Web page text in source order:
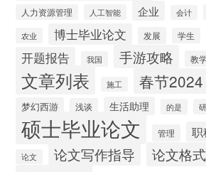
人力资源管理
人工智能 企业 会计
农业 博士毕业论文 发展 学生
开题报告 我国 手游攻略 教
文章列表 施工 春节2024
梦幻西游 浅谈 生活助理 的是
硕士毕业论文 管理 职
论文 论文写作指导 论文格式